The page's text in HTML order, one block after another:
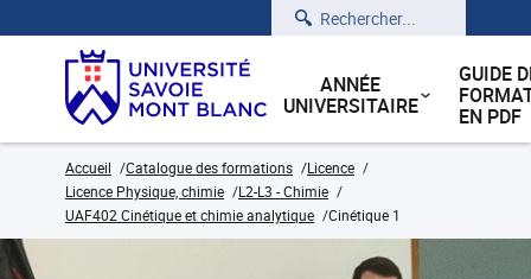
Rechercher
ANNÉE
UNIVERSITAIRE
GUIDE
EN PDF
Accueil Catalogue des formations
Licence
Licence Physique, chimie
L2-L3 - Chimie
UAF402 Cinétique et chimie analytique
Cinétique 1